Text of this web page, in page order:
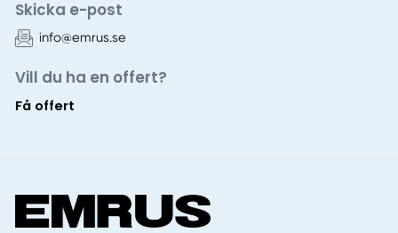
Skicka e-post
info@emrus.se
Vill du ha en offert?
Få offert